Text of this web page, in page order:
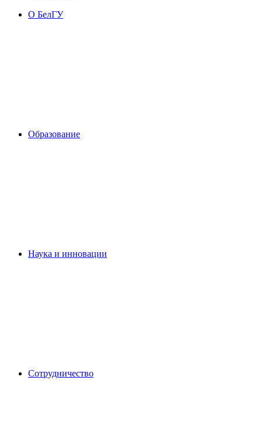
О БелГУ
Образование
Наука и инновации
Сотрудничество